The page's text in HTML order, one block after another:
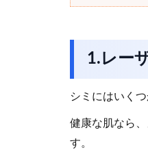
1.レー
シミにはいく
健康な肌なら
す。